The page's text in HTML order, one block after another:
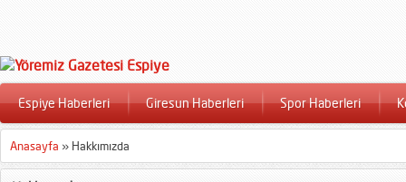
Espiye Haberleri Giresun Haberleri Spor Haberleri
Anasayfa » Hakkımızda